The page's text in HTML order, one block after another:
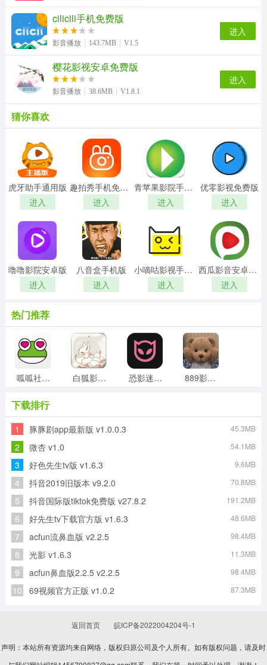
cilicili手机免费版
影音播放 143.7MB V1.5
进入
樱花影视安卓免费版
影音播放 38.6MB V1.8.1
进入
猜你喜欢
虎牙助手通用版
进入
趣拍秀手机免费版
进入
青苹果影院手机正版
进入
优零影视免费版
进入
噜噜影院安卓版
进入
八音盒手机版
进入
小嘀咕影视手机免费版
进入
西瓜影音安卓官方版
进入
热门推荐
呱呱社区手机最新版 白狐影院手机最新版 恐影迷正版 889影视通用版
ChicCam安卓直装版 Bestv当贝影视安卓版
雷龙影视官方最新版 WalkPlay官方正版
下载排行
1 豚豚剧app最新版 v1.0.0.3 45.3MB
2 微杏 v1.0 54.1MB
3 好色先生tv版 v1.6.3 9.6MB
4 抖音2019旧版本 v9.2.0 70.8MB
5 抖音国际版tiktok免费版 v27.8.2 191.2MB
6 好先生tv下载官方版 v1.6.3 48.6MB
7 acfun流鼻血版 v2.2.5 98.4MB
8 光影 v1.6.3 11.3MB
9 acfun鼻血版2.2.5 v2.2.5 98.4MB
10 69视频官方正版 v1.0.2 87.3MB
返回首页 皖ICP备2022004204号-1
声明：本站所有资源均来自网络，版权归原公司及个人所有。如有版权问题，请及时